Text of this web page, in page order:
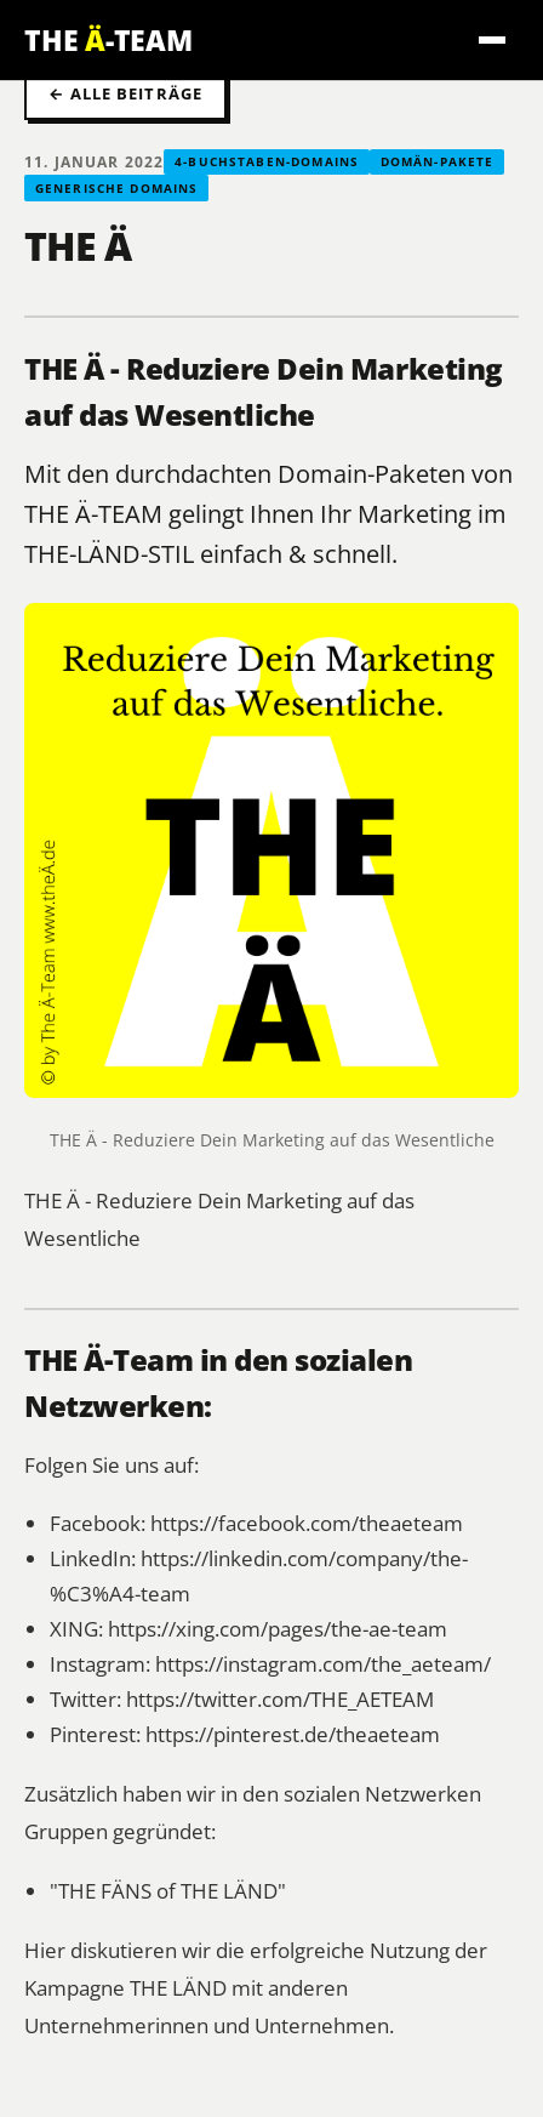
THEÄ-TEAM
← ALLE BEITRÄGE
11. JANUAR 2022 4-BUCHSTABEN-DOMAINS
DOMÄN-PAKETE
GENERISCHE DOMAINS
THE Ä
THE Ä - Reduziere Dein Marketing
auf das Wesentliche
Mit den durchdachten Domain-Paketen von
THE Ä-TEAM gelingt Ihnen Ihr Marketing im
THE-LÄND-STIL einfach & schnell.
THE Ä - Reduziere Dein Marketing auf das Wesentliche
THE Ä - Reduziere Dein Marketing auf das
Wesentliche
THE Ä-Team in den sozialen
Netzwerken:
Folgen Sie uns auf:
Facebook: https://facebook.com/theaeteam
LinkedIn: https://linkedin.com/company/the-
%C3%A4-team
XING: https://xing.com/pages/the-ae-team
Instagram: https://instagram.com/the_aeteam/
Twitter: https://twitter.com/THE_AETEAM
Pinterest: https://pinterest.de/theaeteam
Zusätzlich haben wir in den sozialen Netzwerken
Gruppen gegründet:
"THE FÄNS of THE LÄND"
Hier diskutieren wir die erfolgreiche Nutzung der
Kampagne THE LÄND mit anderen
Unternehmerinnen und Unternehmen.